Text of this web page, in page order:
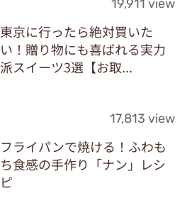
19,911 view
東京に行ったら絶対買いた
い！贈り物にも喜ばれる実力
派スイーツ3選【お取...
17,813 view
フライパンで焼ける！ふわも
ち食感の手作り「ナン」レシ
ピ